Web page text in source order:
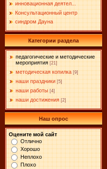
инновационная деятел...
Консультационный центр
синдром Дауна
Категории раздела
педагогические и методические
мероприятия [21]
методическая копилка [9]
наши праздники [5]
наши работы [4]
наши достижения [2]
Наш опрос
Оцените мой сайт
Отлично
Хорошо
Неплохо
Плохо